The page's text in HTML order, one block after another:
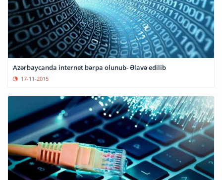
Azərbaycanda internet bərpa olunub- Əlavə edilib
17-11-2015